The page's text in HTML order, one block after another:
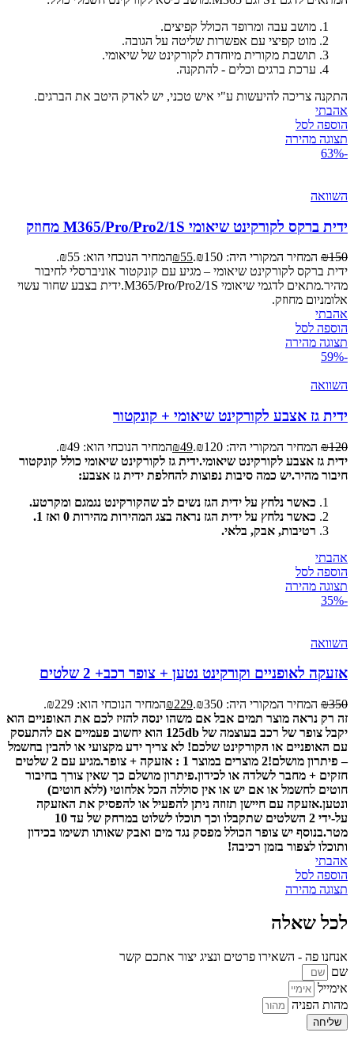
מושב עבה ומרופד הכולל קפיצים.
מוט קפיצי עם אפשרות שליטה על הגובה.
תושבת מקורית מיוחדת לקורקינט של שיאומי.
ערכת ברגים וכלים - להתקנה.
התקנה צריכה להיעשות ע"י איש טכני, יש לאדק היטב את הברגים.
אהבתי
הוספה לסל
תצוגה מהירה
-63%
השוואה
ידית ברקס לקורקינט שיאומי M365/Pro/Pro2/1S מחוזק
₪150 המחיר המקורי היה: ₪150. ₪55
המחיר הנוכחי הוא: ₪55.
ידית ברקס לקורקינט שיאומי – מגיע עם קונקטור אוניברסלי לחיבור
מהיר.מתאים לדגמי שיאומי M365/Pro/Pro2/1S.ידית בצבע שחור עשוי
אלומניום מחוזק.
אהבתי
הוספה לסל
תצוגה מהירה
-59%
השוואה
ידית גז אצבע לקורקינט שיאומי + קונקטור
₪120 המחיר המקורי היה: ₪120. ₪49
המחיר הנוכחי הוא: ₪49.
ידית גז אצבע לקורקינט שיאומי.ידית גז לקורקינט שיאומי כולל קונקטור
חיבור מהיר.יש כמה סיבות נפוצות להחלפת ידית גז אצבע:
כאשר נלחץ על ידית הגז נשים לב שהקורקינט נגמגם ומקרטע.
כאשר נלחץ על ידית הגז נראה בצג המהירות מהירות 0 ואז 1.
רטיבות, אבק, בלאי.
אהבתי
הוספה לסל
תצוגה מהירה
-35%
השוואה
אזעקה לאופניים וקורקינט נטען + צופר רכב+ 2 שלטים
₪350 המחיר המקורי היה: ₪350. ₪229
המחיר הנוכחי הוא: ₪229.
זה רק נראה מוצר תמים אבל אם משהו ינסה להזיז לכם את האופניים הוא
יקבל צופר של רכב בעוצמה של 125db הוא יחשוב פעמיים אם להתעסק
עם האופניים או הקורקינט שלכם! לא צריך ידע מקצועי או להבין בחשמל
– פיתרון מושלם!2 מוצרים במוצר 1 : אזעקה + צופר.
מגיע עם 2 שלטים
חזקים + מחבר לשלדה או לכידון.פיתרון מושלם כך שאין צורך בחיבור
חוטים לחשמל או אם יש או אין סוללה הכל אלחוטי (ללא חוטים)
ונטען.אזעקה עם חיישן תזוזה ניתן להפעיל או להפסיק את האזעקה
על-ידי 2 השלטים שתקבלו וכך תוכלו לשלוט במרחק של עד 10
מטר.בנוסף יש צופר הכולל מפסק נגד מים ואבק שאותו תשימו בכידון
ותוכלו לצפור בזמן רכיבה!
אהבתי
הוספה לסל
תצוגה מהירה
לכל שאלה
אנחנו פה - השאירו פרטים ונציג יצור אתכם קשר
שם
אימייל
מהות הפניה
שליחה